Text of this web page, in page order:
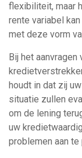
flexibiliteit, maar
rente variabel
met deze vorm
Bij het aanvragen
houdt in dat zij
situatie zullen
om de lening
uw
problemen aan te